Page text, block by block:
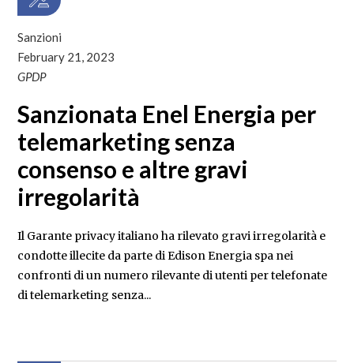
Sanzioni
February 21, 2023
GPDP
Sanzionata Enel Energia per
telemarketing senza
consenso e altre gravi
irregolarità
Il Garante privacy italiano ha rilevato gravi irregolarità e
condotte illecite da parte di Edison Energia spa nei
confronti di un numero rilevante di utenti per telefonate
di telemarketing senza...